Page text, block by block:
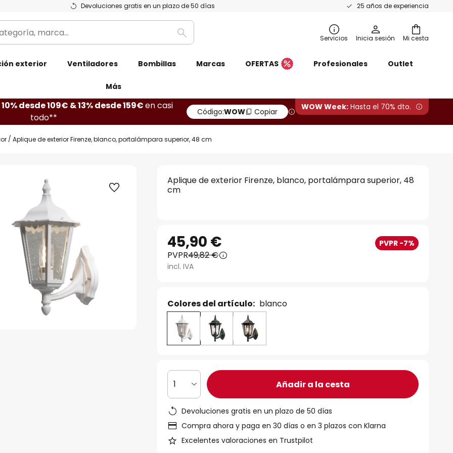
Devoluciones gratis en un plazo de 50 días 25 años de experiencia
Mi cesta
Buscar Servicios Inicia sesión
exterior Ventiladores Bombillas Marcas OFERTAS Profesionales Outlet
Más
10% desde 109€ & 13% desde 159€en casi
todo**
Código:WOW Copiar WOW Week: Hasta el 70% dto.
Aplique de exterior Firenze, blanco, portalámpara superior, 48 cm
Aplique de exterior Firenze, blanco, portalámpara superior, 48
cm
45,90 € PVPR -7%
PVPR49,82 €
incl. IVA
Colores del artículo: blanco
1 Añadir a la cesta
Devoluciones gratis en un plazo de 50 días
Compra ahora y paga en 30 días o en 3 plazos con Klarna
Excelentes valoraciones en Trustpilot